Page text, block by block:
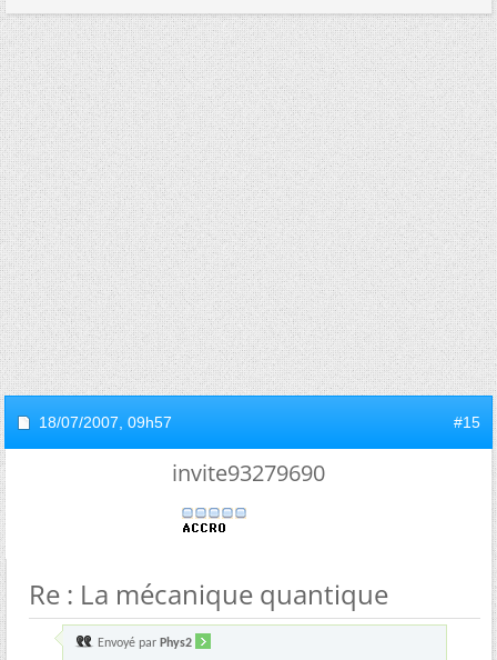
18/07/2007, 09h57 #15
invite93279690
Re : La mécanique quantique
Envoyé par Phys2